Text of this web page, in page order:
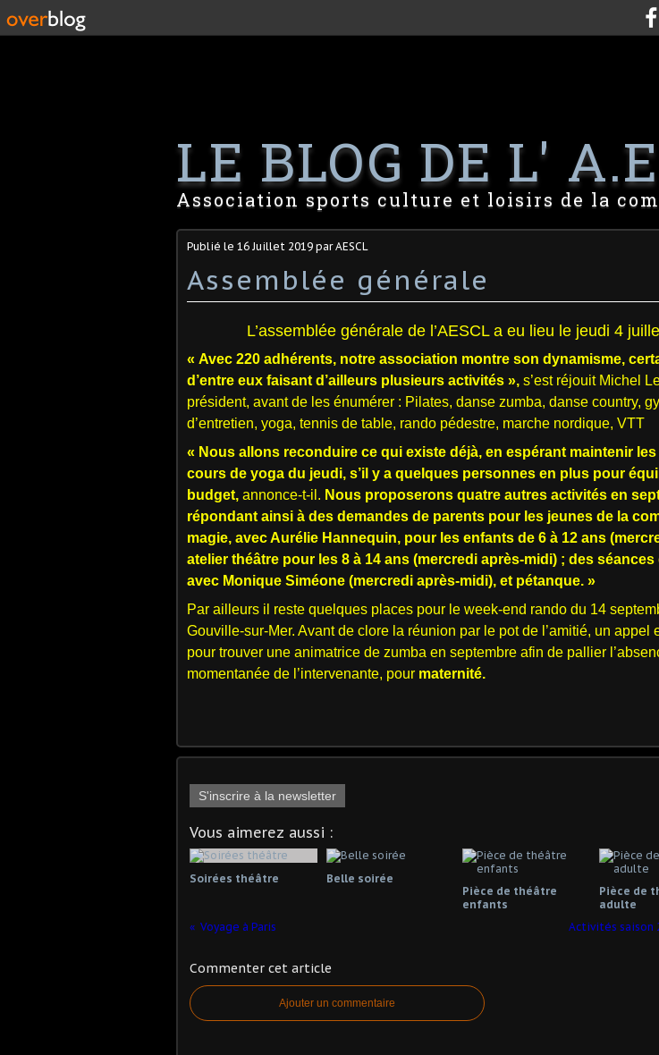
LE BLOG DE L'
Association sports culture et loisirs de la
Publié le 16 Juillet 2019 par AESCL
Assemblée générale
L’assemblée générale de l’AESCL a eu lieu le jeudi 4
« Avec 220 adhérents, notre association montre son dynamisme,
d’entre eux faisant d’ailleurs plusieurs activités », s’est réjouit Michel
président, avant de les énumérer : Pilates, danse zumba, danse country,
d’entretien, yoga, tennis de table, rando pédestre, marche nordique, VTT
« Nous allons reconduire ce qui existe déjà, en espérant maintenir
cours de yoga du jeudi, s’il y a quelques personnes en plus pour
budget, annonce-t-il. Nous proposerons quatre autres activités en
répondant ainsi à des demandes de parents pour les jeunes de la
magie, avec Aurélie Hannequin, pour les enfants de 6 à 12 ans
atelier théâtre pour les 8 à 14 ans (mercredi après-midi) ; des séances
avec Monique Siméone (mercredi après-midi), et pétanque. »
Par ailleurs il reste quelques places pour le week-end rando du 14
Gouville-sur-Mer. Avant de clore la réunion par le pot de l’amitié, un appel
pour trouver une animatrice de zumba en septembre afin de pallier
momentanée de l’intervenante, pour maternité.
S'inscrire à la newsletter
Vous aimerez aussi :
Soirées théâtre
Belle soirée
Pièce de théâtre
enfants
Pièce de
adulte
Voyage à Paris
Activités saison
Commenter cet article
Ajouter un commentaire